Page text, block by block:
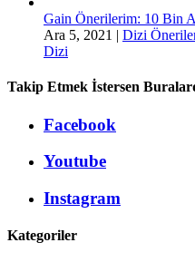
Gain Önerilerim: 10 Bin
Ara 5, 2021 | Dizi
Dizi
Takip Etmek İstersen
Facebook
Youtube
Instagram
Kategoriler